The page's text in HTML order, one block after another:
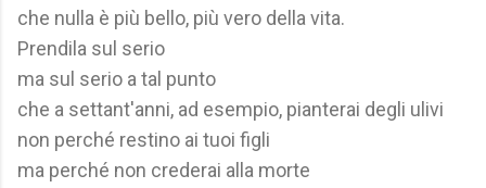
che nulla è più bello, più vero della vita.
Prendila sul serio
ma sul serio a tal punto
che a settant'anni, ad esempio, pianterai degli ulivi
non perché restino ai tuoi figli
ma perché non crederai alla morte